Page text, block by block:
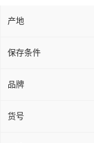
产地
保存条件
品牌
货号